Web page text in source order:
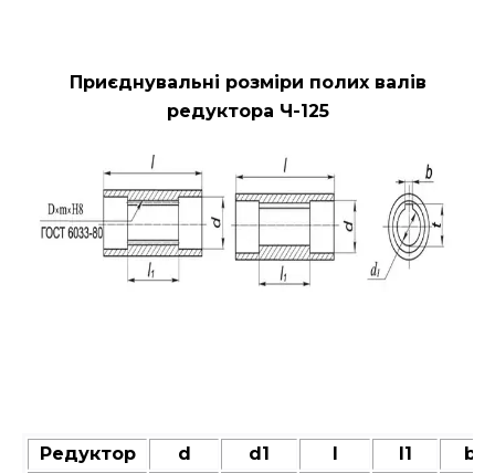
Приєднувальні розміри полих валів
редуктора Ч-125
Редуктор d d1 l l1
b